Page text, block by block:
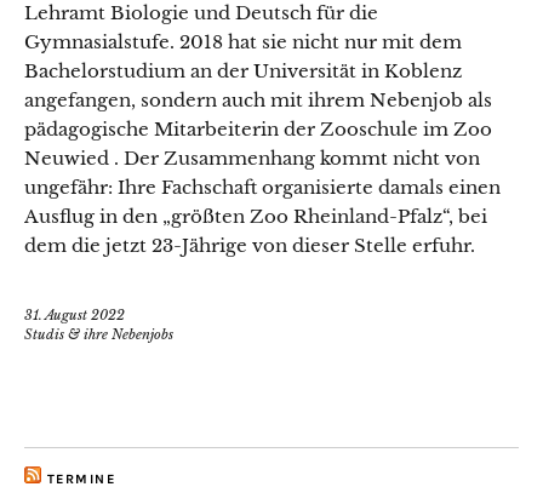
Lehramt Biologie und Deutsch für die
Gymnasialstufe. 2018 hat sie nicht nur mit dem
Bachelorstudium an der Universität in Koblenz
angefangen, sondern auch mit ihrem Nebenjob als
pädagogische Mitarbeiterin der Zooschule im Zoo
Neuwied . Der Zusammenhang kommt nicht von
ungefähr: Ihre Fachschaft organisierte damals einen
Ausflug in den „größten Zoo Rheinland-Pfalz“, bei
dem die jetzt 23-Jährige von dieser Stelle erfuhr.
31. August 2022
Studis & ihre Nebenjobs
TERMINE